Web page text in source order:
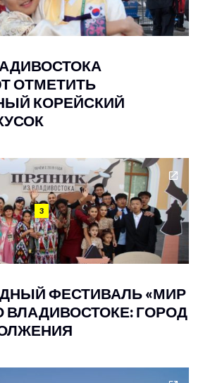
ОТМЕТИТЬ
КОРЕЙСКИЙ
3
ФЕСТИВАЛЬ «МИР
ВЛАДИВОСТОКЕ: ГОРОД